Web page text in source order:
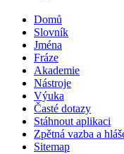
Domů
Slovník
Jména
Fráze
Akademie
Nástroje
Výuka
Časté dotazy
Stáhnout aplikaci
Zpětná vazba a
Sitemap